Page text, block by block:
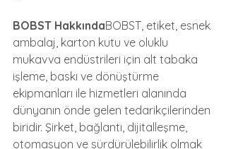
BOBST HakkındaBOBST, etiket, esnek
ambalaj, karton kutu ve oluklu
mukavva endüstrileri için alt tabaka
işleme, baskı ve dönüştürme
ekipmanları ile hizmetleri alanında
dünyanın önde gelen tedarikçilerinden
biridir. Şirket, bağlantı, dijitalleşme,
otomasyon ve sürdürülebilirlik olmak